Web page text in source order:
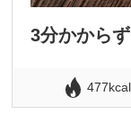
3分かから
477kcal